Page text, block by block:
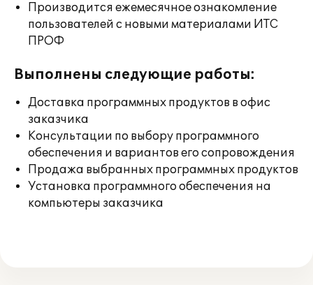
Производится ежемесячное ознакомление
пользователей с новыми материалами ИТС
ПРОФ
Выполнены следующие работы:
Доставка программных продуктов в офис
заказчика
Консультации по выбору программного
обеспечения и вариантов его сопровождения
Продажа выбранных программных продуктов
Установка программного обеспечения на
компьютеры заказчика